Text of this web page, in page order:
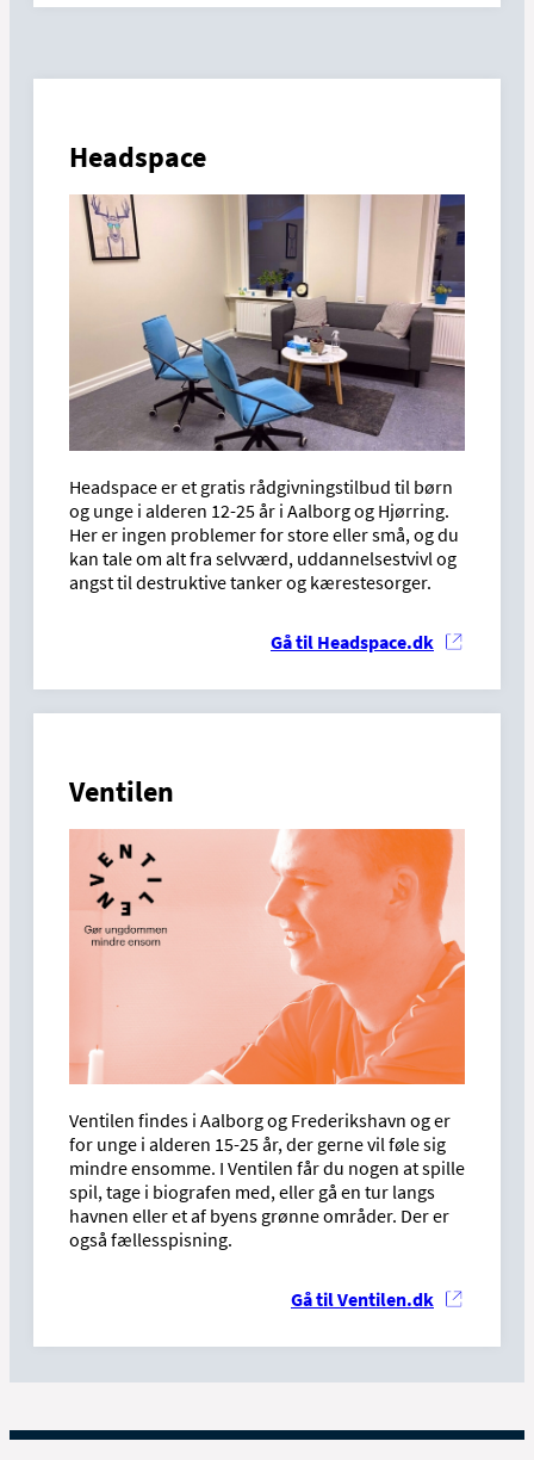
Headspace
Headspace er et gratis rådgivningstilbud til børn
og unge i alderen 12-25 år i Aalborg og Hjørring.
Her er ingen problemer for store eller små, og du
kan tale om alt fra selvværd, uddannelsestvivl og
angst til destruktive tanker og kærestesorger.
Gå til Headspace.dk
Ventilen
Ventilen findes i Aalborg og Frederikshavn og er
for unge i alderen 15-25 år, der gerne vil føle sig
mindre ensomme. I Ventilen får du nogen at spille
spil, tage i biografen med, eller gå en tur langs
havnen eller et af byens grønne områder. Der er
også fællesspisning.
Gå til Ventilen.dk